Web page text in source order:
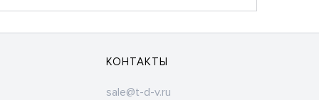
КОНТАКТЫ
sale@t-d-v.ru